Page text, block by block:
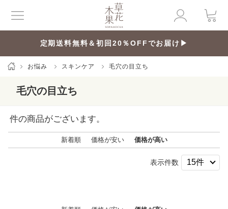
定期送料無料＆初回20％OFFでお届け▶
お悩み スキンケア 毛穴の目立ち
毛穴の目立ち
件の商品がございます。
新着順 価格が安い 価格が高い
表示件数